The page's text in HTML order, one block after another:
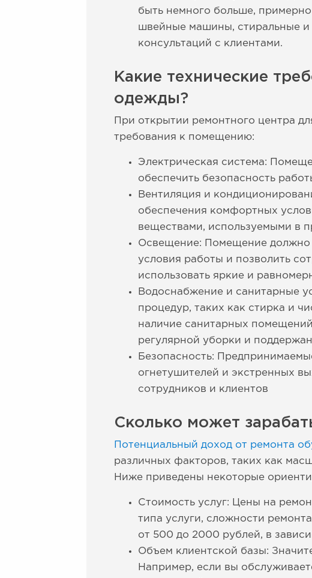
быть немного больше,
швейные машины, стиральные и
консультаций с клиентами.
Какие технические
одежды?
При открытии ремонтного центра
требования к помещению:
Электрическая система:
обеспечить безопасность
Вентиляция и
обеспечения комфортных
веществами, используемыми в
Освещение: Помещение должно
условия работы и позволить
использовать яркие и
Водоснабжение и санитарные
процедур, таких как стирка и
наличие санитарных
регулярной уборки и
Безопасность:
огнетушителей и экстренных
сотрудников и клиентов
Сколько может
Потенциальный доход от ремонта
различных факторов, таких как
Ниже приведены некоторые
Стоимость услуг: Цены на
типа услуги, сложности
от 500 до 2000 рублей, в
Объем клиентской базы:
Например, если вы